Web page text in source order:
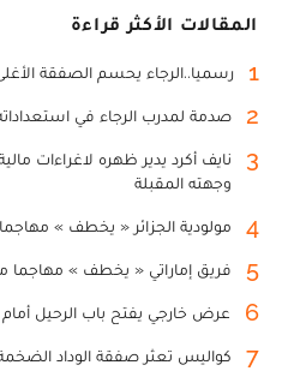
المقالات الأكثر قراءة
1 رسميا..الرجاء يحسم الصفقة
2 صدمة لمدرب الرجاء في
3
نايف أكرد يدير ظهره لاغراءات
وجهته المقبلة
4 مولودية الجزائر « يخطف »
5 فريق إماراتي « يخطف » مهاجما
6 عرض خارجي يفتح باب الرحيل أمام
7 كواليس تعثر صفقة الوداد